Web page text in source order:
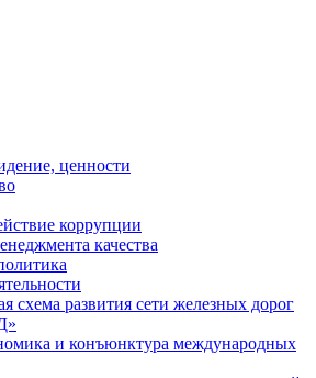
ценности
коррупции
качества
схема развития сети железных дорог
и конъюнктура международных